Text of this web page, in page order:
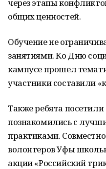
через этапы
общих ценностей.
Обучение не
занятиями. Ко Дню
кампусе прошел
участники составили
Также ребята
познакомились с
практиками.
волонтеров Уфы
акции «Российский